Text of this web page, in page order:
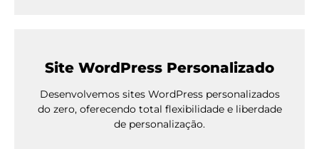
Site WordPress Personalizado
Desenvolvemos sites WordPress personalizados
do zero, oferecendo total flexibilidade e liberdade
de personalização.